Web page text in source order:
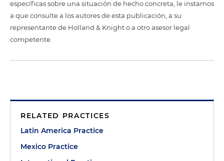
específicas sobre una situación de hecho concreta, le instamos
a que consulte a los autores de esta publicación, a su
representante de Holland & Knight o a otro asesor legal
competente.
RELATED PRACTICES
Latin America Practice
Mexico Practice